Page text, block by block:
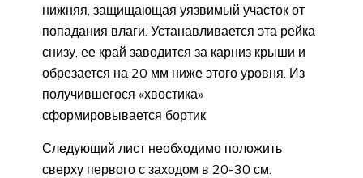
нижняя, защищающая уязвимый участок от
попадания влаги. Устанавливается эта рейка
снизу, ее край заводится за карниз крыши и
обрезается на 20 мм ниже этого уровня. Из
получившегося «хвостика»
сформировывается бортик.
Следующий лист необходимо положить
сверху первого с заходом в 20-30 см.